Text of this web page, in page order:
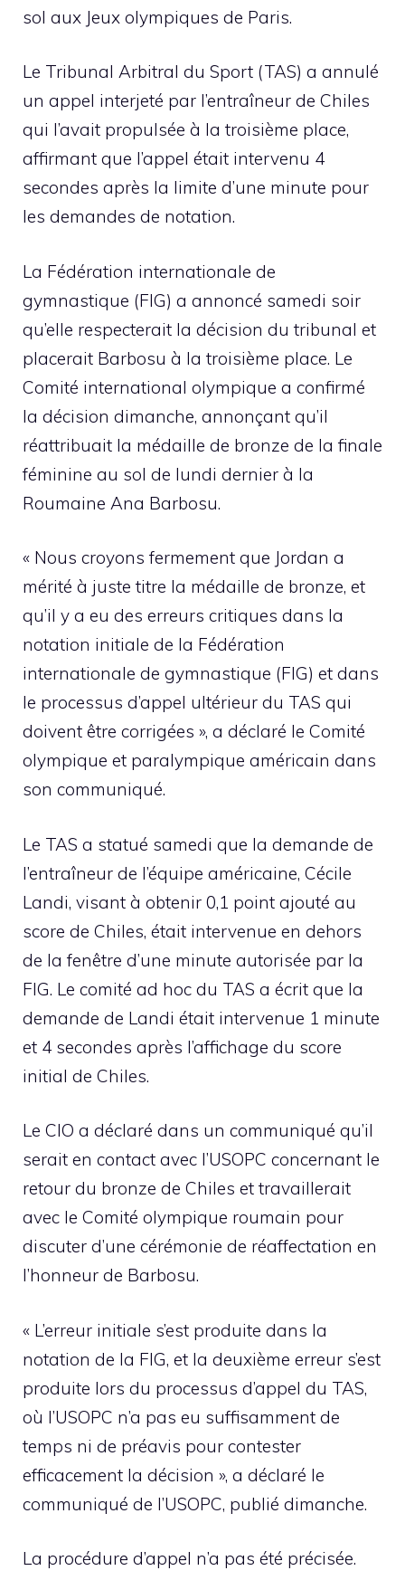
sol aux Jeux olympiques de Paris.
Le Tribunal Arbitral du Sport (TAS) a annulé
un appel interjeté par l’entraîneur de Chiles
qui l’avait propulsée à la troisième place,
affirmant que l’appel était intervenu 4
secondes après la limite d’une minute pour
les demandes de notation.
La Fédération internationale de
gymnastique (FIG) a annoncé samedi soir
qu’elle respecterait la décision du tribunal et
placerait Barbosu à la troisième place. Le
Comité international olympique a confirmé
la décision dimanche, annonçant qu’il
réattribuait la médaille de bronze de la finale
féminine au sol de lundi dernier à la
Roumaine Ana Barbosu.
« Nous croyons fermement que Jordan a
mérité à juste titre la médaille de bronze, et
qu’il y a eu des erreurs critiques dans la
notation initiale de la Fédération
internationale de gymnastique (FIG) et dans
le processus d’appel ultérieur du TAS qui
doivent être corrigées », a déclaré le Comité
olympique et paralympique américain dans
son communiqué.
Le TAS a statué samedi que la demande de
l’entraîneur de l’équipe américaine, Cécile
Landi, visant à obtenir 0,1 point ajouté au
score de Chiles, était intervenue en dehors
de la fenêtre d’une minute autorisée par la
FIG. Le comité ad hoc du TAS a écrit que la
demande de Landi était intervenue 1 minute
et 4 secondes après l’affichage du score
initial de Chiles.
Le CIO a déclaré dans un communiqué qu’il
serait en contact avec l’USOPC concernant le
retour du bronze de Chiles et travaillerait
avec le Comité olympique roumain pour
discuter d’une cérémonie de réaffectation en
l’honneur de Barbosu.
« L’erreur initiale s’est produite dans la
notation de la FIG, et la deuxième erreur s’est
produite lors du processus d’appel du TAS,
où l’USOPC n’a pas eu suffisamment de
temps ni de préavis pour contester
efficacement la décision », a déclaré le
communiqué de l’USOPC, publié dimanche.
La procédure d’appel n’a pas été précisée.